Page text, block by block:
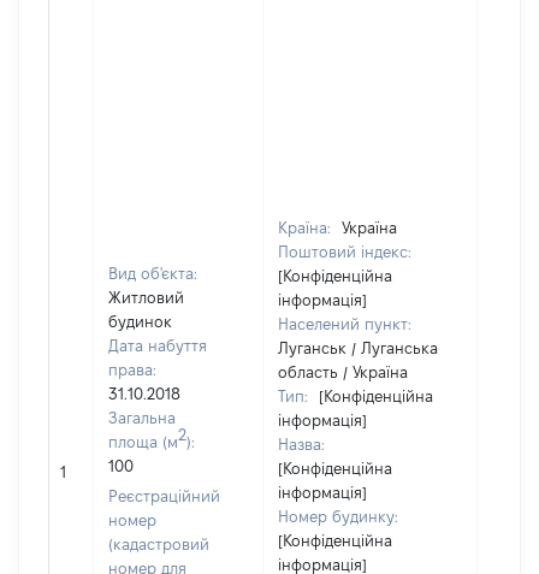
1
Вид об'єкта:
Житловий
будинок
Дата набуття
права:
31.10.2018
Загальна
площа (м2):
100
Реєстраційний
номер
(кадастровий
номер для
Країна:
Україна
Поштовий індекс:
[Конфіденційна
інформація]
Населений пункт:
Луганськ / Луганська
область / Україна
Тип:
[Конфіденційна
інформація]
Назва:
[Конфіденційна
інформація]
Номер будинку:
[Конфіденційна
інформація]